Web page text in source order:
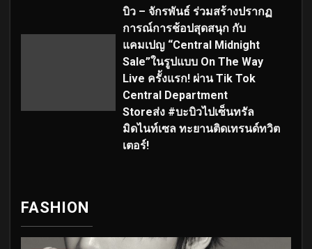
บิว – จักรพันธ์ ร่วมสร้างปรากฏ
การณ์การช้อปสุดสนุก กับ
แคมเปญ “Central Midnight
Sale”ในรูปแบบ On The Way
Live ครั้งแรก! ผ่าน Tik Tok
Central Department
Storeส่ง #บะบิวไปเซ็นทรัล
มิดไนท์เซล ทะยานติดเทรนด์ทวิต
เตอร์!
FASHION